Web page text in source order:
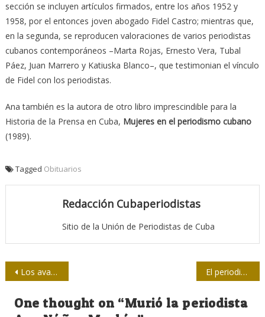
sección se incluyen artículos firmados, entre los años 1952 y
1958, por el entonces joven abogado Fidel Castro; mientras que,
en la segunda, se reproducen valoraciones de varios periodistas
cubanos contemporáneos –Marta Rojas, Ernesto Vera, Tubal
Páez, Juan Marrero y Katiuska Blanco–, que testimonian el vínculo
de Fidel con los periodistas.
Ana también es la autora de otro libro imprescindible para la
Historia de la Prensa en Cuba, Mujeres en el periodismo cubano
(1989).
Tagged Obituarios
Redacción Cubaperiodistas
Sitio de la Unión de Periodistas de Cuba
Navegación
de
Los avances de la economía de Venezuela en el Primer Semestre del 2022 (III) El periodismo desde la emisora CMHW
One thought on “Murió la periodista